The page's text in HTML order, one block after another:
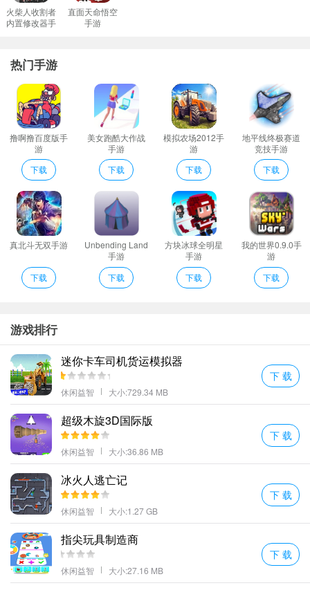
在玩法上面有充足的挑战空间玩家能够不断刷新自己的数据让你获
得更好的成绩。
务。
道路上的有很多的障碍物这是一个巨大的考虑狭窄的道路是很难通
过的。
这款游戏里面的任务非常的多玩家在这里可以轻松的去完成任务得
到奖励。
泥泞的越野卡车驾驶游戏规则
拥有不同的等级关卡完成任务获得经验和金币解锁新的冒险。
赛道上的各种障碍增加了难度在超高速游戏中需要避开各种障碍
物。
超多不同的场景可以在其中赛跑并感受快乐利用超强的超车技术将
所有人全部打败。
许多级别和挑战难度将逐渐增加每个级别都是全新的冒险并高度测
试玩家的驾驶水平。
尽情展示自己的操作技术实力开始这场疯狂的泥泞竞速吧。
采用创新的玩法需要转动的过程中完成跳跃。
这款游戏里面的汽车非常的多玩家在这里可以解锁更多的汽车来闯
关。
泥泞的越野卡车驾驶说明
无线欢乐的驾驶体验互动模式让你和好友之间模切配合完成任务；
超多不同的场景可以在其中赛跑并感受快乐利用超强的超车技术将
所有人全部打败。
使车辆在泥泞中平稳行驶以最大马力冲刺到底。
赛道上的各种障碍增加了难度在超高速游戏中需要避开各种障碍
物。
在空中做出各种极端的动作人和车的分离只是最基本的还有更困难
的等着你尝试。
游戏的操作难度是比较简单直观的玩家只需要通过一些简单的操作
火柴人收割者
内置修改器手
直面天命悟空
手游
热门手游
撸啊撸百度版手
游
下载
美女跑酷大作战
手游
下载
模拟农场2012手
游
下载
地平线终极赛道
竞技手游
下载
真北斗无双手游
下载
Unbending Land
手游
下载
方块冰球全明星
手游
下载
我的世界0.9.0手
游
下载
游戏排行
迷你卡车司机货运模拟器
休闲益智 大小:729.34 MB
下 载
超级木旋3D国际版
休闲益智 大小:36.86 MB
下 载
冰火人逃亡记
休闲益智 大小:1.27 GB
下 载
指尖玩具制造商
休闲益智 大小:27.16 MB
下 载